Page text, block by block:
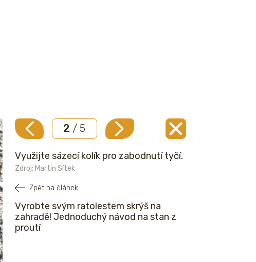
2 / 5
Využijte sázecí kolík pro zabodnutí tyčí.
Zdroj: Martin Sítek
Zpět na článek
Vyrobte svým ratolestem skrýš na
zahradě! Jednoduchý návod na stan z
proutí